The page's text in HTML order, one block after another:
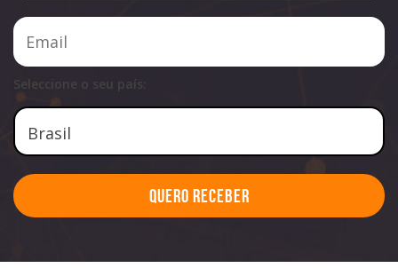
Seleccione o seu país:
Quero Receber